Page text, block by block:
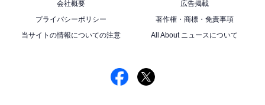
会社概要
広告掲載
プライバシーポリシー
著作権・商標・免責事項
当サイトの情報についての注意
All About ニュースについて